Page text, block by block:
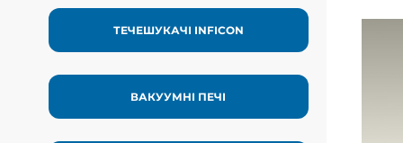
ТЕЧЕШУКАЧІ INFICON
ВАКУУМНІ ПЕЧІ
машини